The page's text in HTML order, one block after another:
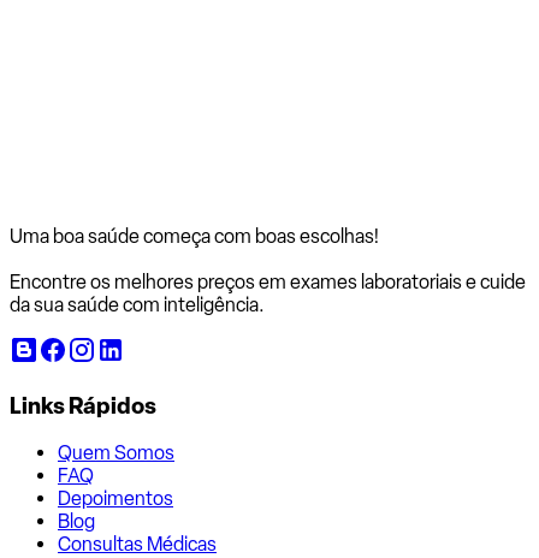
Uma boa saúde começa com boas escolhas!
Encontre os melhores preços em exames laboratoriais e cuide
da sua saúde com inteligência.
Links Rápidos
Quem Somos
FAQ
Depoimentos
Blog
Consultas Médicas